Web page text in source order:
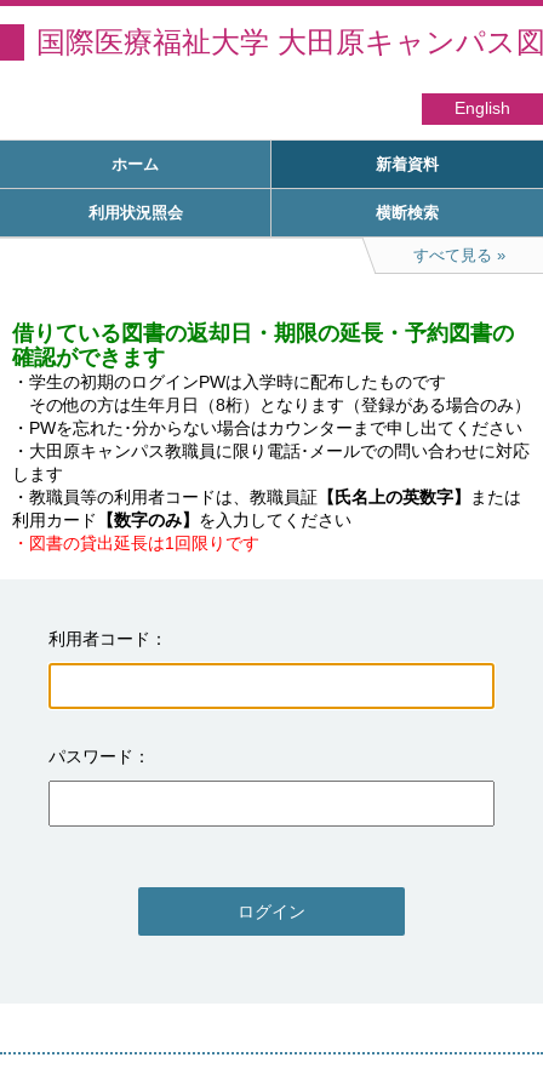
国際医療福祉大学 大田原キャンパス
English
ホーム 新着資料
利用状況照会 横断検索
すべて見る
借りている図書の返却日・期限の延長・予約図書の
確認ができます
・学生の初期のログインPWは入学時に配布したものです
その他の方は生年月日（8桁）となります（登録がある場合のみ）
・PWを忘れた･分からない場合はカウンターまで申し出てください
・大田原キャンパス教職員に限り電話･メールでの問い合わせに対応
します
・教職員等の利用者コードは、教職員証 【氏名上の英数字】
または
利用カード
【数字のみ】
・図書の貸出延長は1回限りです
利用者コード
パスワード
ログイン